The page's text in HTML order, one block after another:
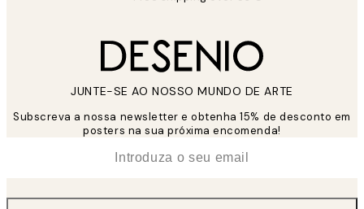
JUNTE-SE AO NOSSO MUNDO DE ARTE
Subscreva a nossa newsletter e obtenha 15% de desconto em
posters na sua próxima encomenda!